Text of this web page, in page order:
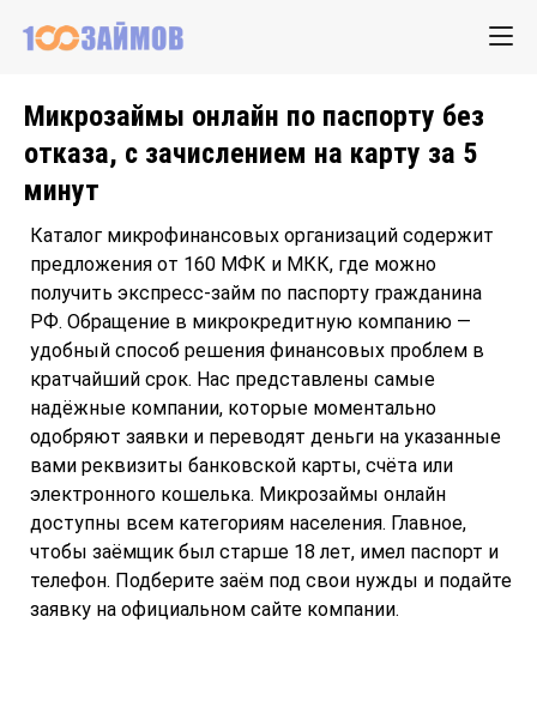
Микрозаймы онлайн по паспорту без
отказа, с зачислением на карту за 5
минут
Каталог микрофинансовых организаций содержит
предложения от 160 МФК и МКК, где можно
получить экспресс-займ по паспорту гражданина
РФ. Обращение в микрокредитную компанию —
удобный способ решения финансовых проблем в
кратчайший срок. Нас представлены самые
надёжные компании, которые моментально
одобряют заявки и переводят деньги на указанные
вами реквизиты банковской карты, счёта или
электронного кошелька. Микрозаймы онлайн
доступны всем категориям населения. Главное,
чтобы заёмщик был старше 18 лет, имел паспорт и
телефон. Подберите заём под свои нужды и подайте
заявку на официальном сайте компании.